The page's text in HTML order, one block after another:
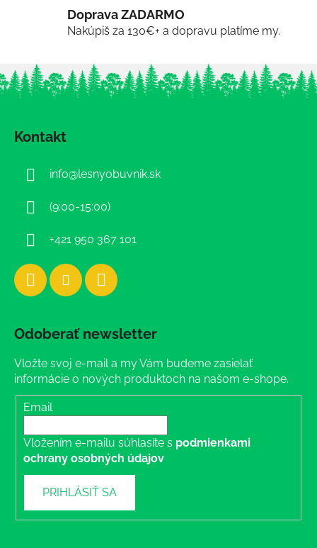
Doprava ZADARMO
Nakúpiš za 130€+ a dopravu platíme my.
Kontakt
info@lesnyobuvnik.sk
(9:00-15:00)
+421 950 367 101
Odoberať newsletter
Vložte svoj e-mail a my Vám budeme zasielať
informácie o nových produktoch na našom e-shope.
Email
Vložením e-mailu súhlasíte s podmienkami
ochrany osobných údajov
PRIHLÁSIŤ SA